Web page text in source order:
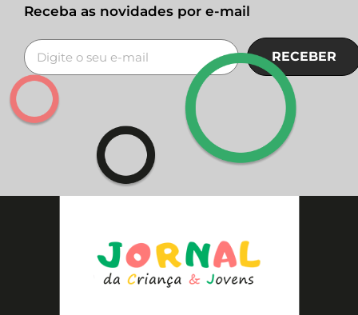
Receba as novidades por e-mail
RECEBER